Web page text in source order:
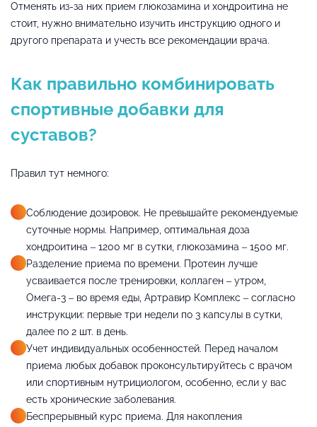
Отменять из-за них прием глюкозамина и хондроитина не
стоит, нужно внимательно изучить инструкцию одного и
другого препарата и учесть все рекомендации врача.
Как правильно комбинировать
спортивные добавки для
суставов?
Правил тут немного:
Соблюдение дозировок. Не превышайте рекомендуемые
суточные нормы. Например, оптимальная доза
хондроитина – 1200 мг в сутки, глюкозамина – 1500 мг.
Разделение приема по времени. Протеин лучше
усваивается после тренировки, коллаген – утром,
Омега-3 – во время еды, Артравир Комплекс – согласно
инструкции: первые три недели по 3 капсулы в сутки,
далее по 2 шт. в день.
Учет индивидуальных особенностей. Перед началом
приема любых добавок проконсультируйтесь с врачом
или спортивным нутрициологом, особенно, если у вас
есть хронические заболевания.
Беспрерывный курс приема. Для накопления